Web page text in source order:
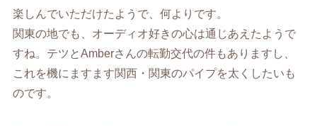
楽しんでいただけたようで、何よりです。
関東の地でも、オーディオ好きの心は通じあえたようで
すね。テツとAmberさんの転勤交代の件もありますし、
これを機にますます関西・関東のパイプを太くしたいも
のです。